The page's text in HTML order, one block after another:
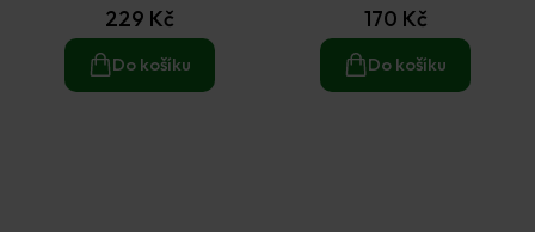
229 Kč
Do košíku
170 Kč
Do košíku